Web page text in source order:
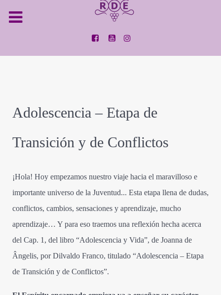
Adolescencia – Etapa de
Transición y de Conflictos
¡Hola! Hoy empezamos nuestro viaje hacia el maravilloso e
importante universo de la Juventud... Esta etapa llena de dudas,
conflictos, cambios, sensaciones y aprendizaje, mucho
aprendizaje… Y para eso traemos una reflexión hecha acerca
del Cap. 1, del libro “Adolescencia y Vida”, de Joanna de
Ângelis, por Dilvaldo Franco, titulado “Adolescencia – Etapa
de Transición y de Conflictos”.